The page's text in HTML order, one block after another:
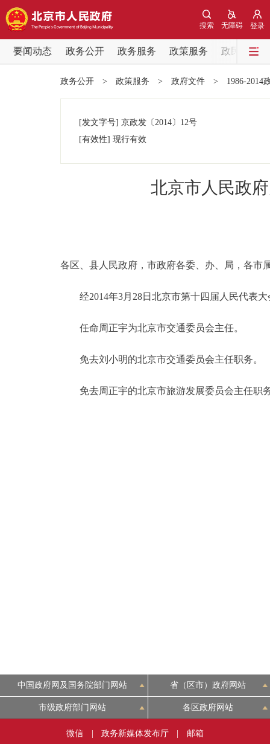
登录
无障碍
搜索
要闻动态 政务公开 政务服务 政策服务
政民互动
党中央精神
政策兑现
决策公开
个人服务
ENGLISH
DEUTSCH
政务公开 > 政策服务 > 政府文件 > 1986-2014
[发文字号] 京政发 〔2014〕 12号
[有效性] 现行有效
北京市人民政
各区、县人民政府，市政府各委、办、局，各市
经2014年3月28日北京市第十四届人民代表大
任命周正宇为北京市交通委员会主任。
免去刘小明的北京市交通委员会主任职务。
免去周正宇的北京市旅游发展委员会主任职
中国政府网及国务院部门网站 省（区市）政府网站
市级政府部门网站 各区政府网站
微信 政务新媒体发布厅 邮箱